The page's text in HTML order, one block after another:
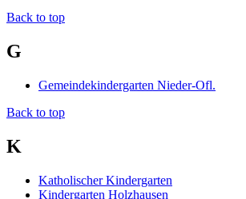
Back to top
G
Gemeindekindergarten Nieder-Ofl.
Back to top
K
Katholischer Kindergarten
Kindergarten Holzhausen